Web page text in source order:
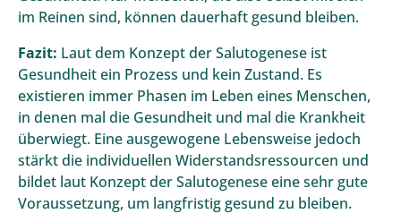
im Reinen sind, können dauerhaft gesund bleiben.
Fazit: Laut dem Konzept der Salutogenese ist
Gesundheit ein Prozess und kein Zustand. Es
existieren immer Phasen im Leben eines Menschen,
in denen mal die Gesundheit und mal die Krankheit
überwiegt. Eine ausgewogene Lebensweise jedoch
stärkt die individuellen Widerstandsressourcen und
bildet laut Konzept der Salutogenese eine sehr gute
Voraussetzung, um langfristig gesund zu bleiben.